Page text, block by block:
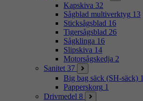
Kapskiva 32
Sågblad multiverktyg 13
Sticksågsblad 16
Tigersågsblad 26
Sågklinga 16
Slipskiva 14
Motorsågskedja 2
Sanitet 37
Big bag säck (SH-säck) 1
Papperskorg 1
Drivmedel 8